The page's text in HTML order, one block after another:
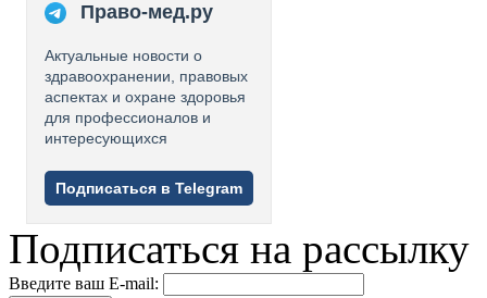
Право-мед.ру
Актуальные новости о
здравоохранении, правовых
аспектах и охране здоровья
для профессионалов и
интересующихся
Подписаться в Telegram
Подписаться на рассылку
Введите ваш E-mail: